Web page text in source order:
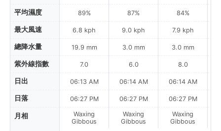
平均濕度
最大風速
總降水量
紫外線指數
日出
日落
月相
89%
6.8 kph
19.9 mm
7.0
06:13 AM
06:27 PM
Waxing
Gibbous
87%
9.0 kph
3.0 mm
6.0
06:14 AM
06:27 PM
Waxing
Gibbous
84%
7.9 kph
3.0 mm
8.0
06:14 AM
06:27 PM
Waxing
Gibbous